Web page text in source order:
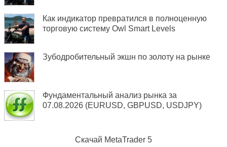
Как индикатор превратился в полноценную
торговую систему Owl Smart Levels
Зубодробительный экшн по золоту на рынке
Фундаментальный анализ рынка за
07.08.2026 (EURUSD, GBPUSD, USDJPY)
Скачай MetaTrader 5